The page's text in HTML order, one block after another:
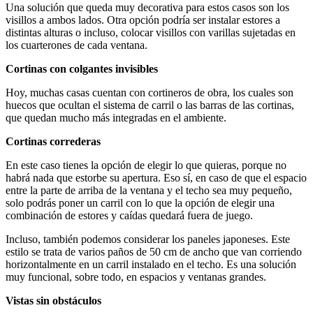
Una solución que queda muy decorativa para estos casos son los
visillos a ambos lados. Otra opción podría ser instalar estores a
distintas alturas o incluso, colocar visillos con varillas sujetadas en
los cuarterones de cada ventana.
Cortinas con colgantes invisibles
Hoy, muchas casas cuentan con cortineros de obra, los cuales son
huecos que ocultan el sistema de carril o las barras de las cortinas,
que quedan mucho más integradas en el ambiente.
Cortinas correderas
En este caso tienes la opción de elegir lo que quieras, porque no
habrá nada que estorbe su apertura. Eso sí, en caso de que el espacio
entre la parte de arriba de la ventana y el techo sea muy pequeño,
solo podrás poner un carril con lo que la opción de elegir una
combinación de estores y caídas quedará fuera de juego.
Incluso, también podemos considerar los paneles japoneses. Este
estilo se trata de varios paños de 50 cm de ancho que van corriendo
horizontalmente en un carril instalado en el techo. Es una solución
muy funcional, sobre todo, en espacios y ventanas grandes.
Vistas sin obstáculos